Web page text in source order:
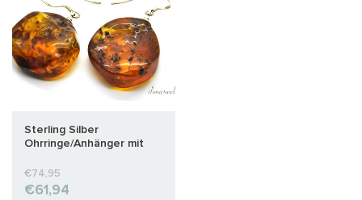
Sterling Silber
Ohrringe/Anhänger mit
24x20x10mm
€74,95
€61,94